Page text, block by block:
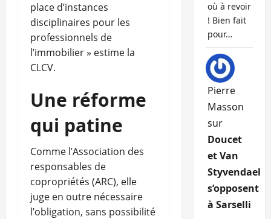
place d’instances
disciplinaires pour les
professionnels de
l’immobilier » estime la
CLCV.
Une réforme
qui patine
Comme l’Association des
responsables de
copropriétés (ARC), elle
juge en outre nécessaire
l’obligation, sans possibilité
où à revoir
! Bien fait
pour…
Pierre
Masson
sur
Doucet
et Van
Styvendael
s’opposent
à Sarselli